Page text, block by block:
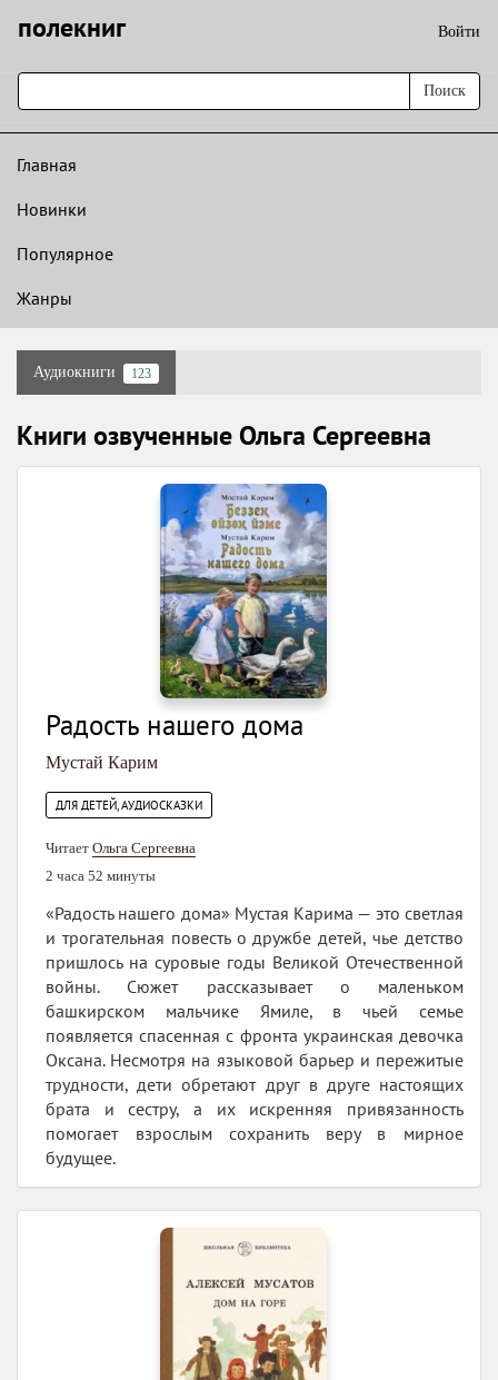
полекниг Войти
Поиск
Главная
Новинки
Популярное
Жанры
Аудиокниги 123
Книги озвученные Ольга Сергеевна
Радость нашего дома
Мустай Карим
ДЛЯ ДЕТЕЙ, АУДИОСКАЗКИ
Читает Ольга Сергеевна
2 часа 52 минуты
«Радость нашего дома» Мустая Карима — это светлая
и трогательная повесть о дружбе детей, чье детство
пришлось на суровые годы Великой Отечественной
войны. Сюжет рассказывает о маленьком
башкирском мальчике Ямиле, в чьей семье
появляется спасенная с фронта украинская девочка
Оксана. Несмотря на языковой барьер и пережитые
трудности, дети обретают друг в друге настоящих
брата и сестру, а их искренняя привязанность
помогает взрослым сохранить веру в мирное
будущее.